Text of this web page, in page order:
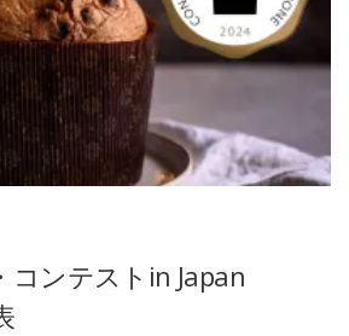
コンテストin Japan